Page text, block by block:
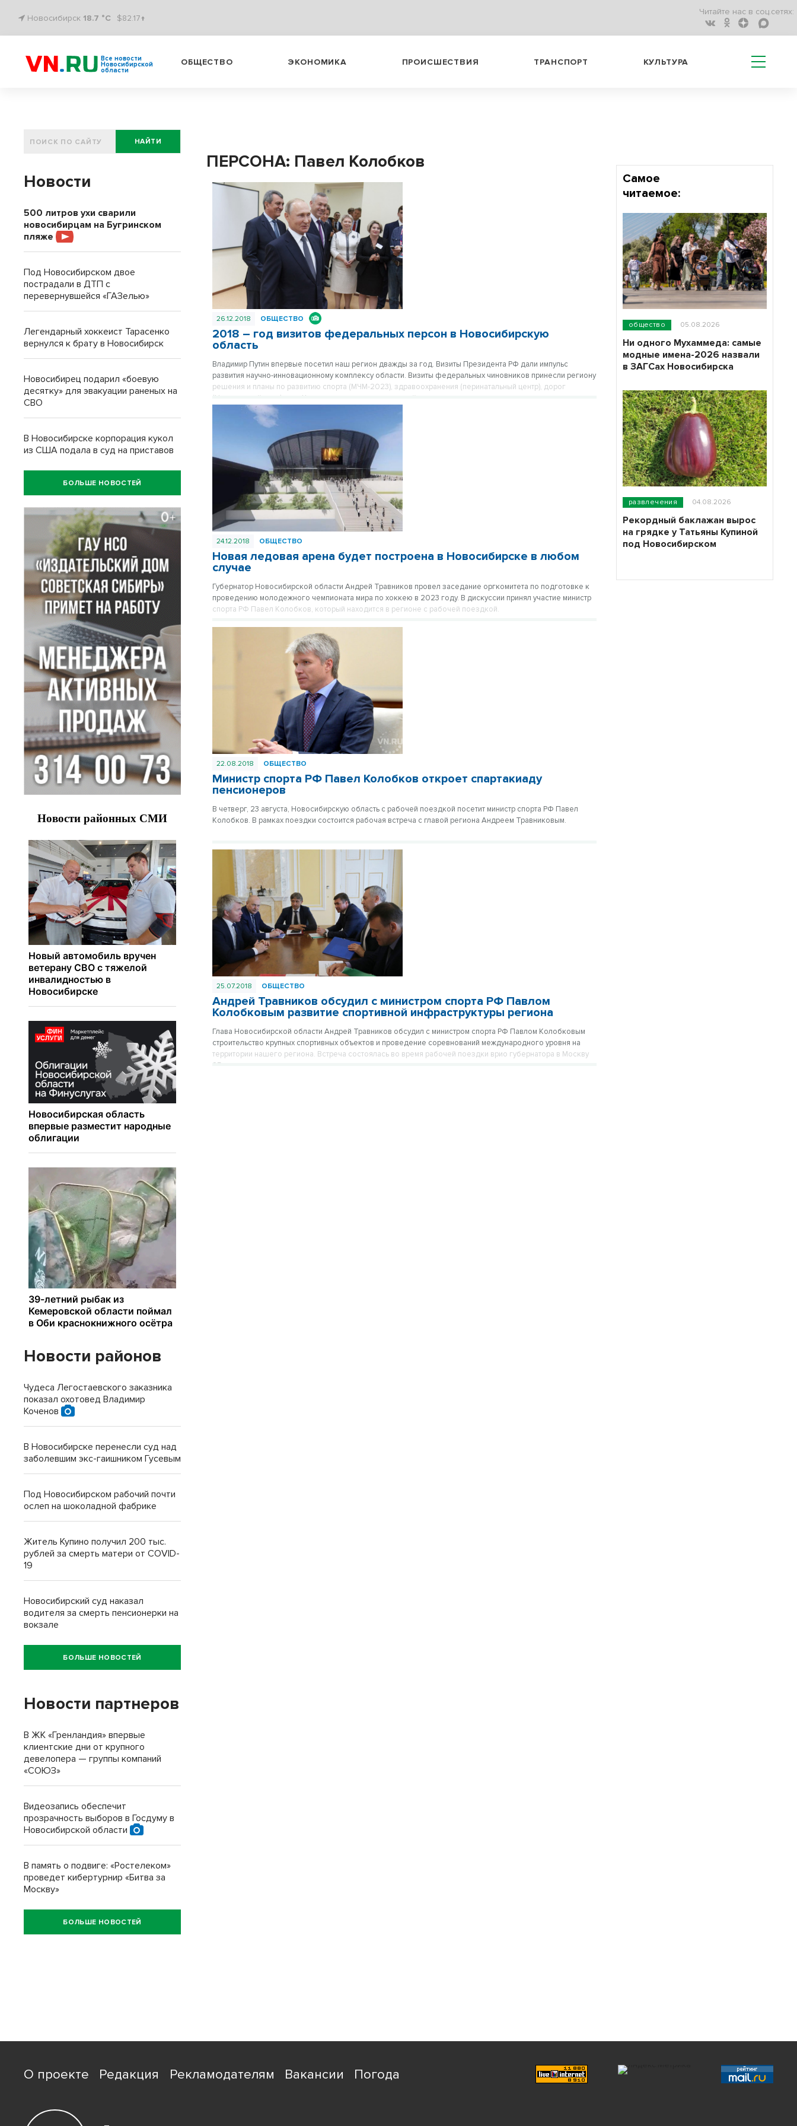
Новосибирск 18.7 °C $82.17↑
Читайте нас в соц.сетях:
Все новости
Новосибирской
области
ОБЩЕСТВО ЭКОНОМИКА ПРОИСШЕСТВИЯ ТРАНСПОРТ КУЛЬТУРА
ПЕРСОНА: Павел Колобков
26.12.2018 ОБЩЕСТВО
2018 – год визитов федеральных персон в Новосибирскую
область
Владимир Путин впервые посетил наш регион дважды за год. Визиты Президента РФ дали импульс
развития научно-инновационному комплексу области. Визиты федеральных чиновников принесли региону
решения и планы по развитию спорта (МЧМ-2023), здравоохранения (перинатальный центр), дорог
(Центральный мост) и др. Череда визитов руководителей высокого уровня – индикатор возросшего
внимания федерального центра к амбициям и потенциалу сибирского региона, возглавляемого
губернатором Андреем Травниковым.
24.12.2018 ОБЩЕСТВО
Новая ледовая арена будет построена в Новосибирске в любом
случае
Губернатор Новосибирской области Андрей Травников провел заседание оргкомитета по подготовке к
проведению молодежного чемпионата мира по хоккею в 2023 году. В дискуссии принял участие министр
спорта РФ Павел Колобков, который находится в регионе с рабочей поездкой.
22.08.2018 ОБЩЕСТВО
Министр спорта РФ Павел Колобков откроет спартакиаду
пенсионеров
В четверг, 23 августа, Новосибирскую область с рабочей поездкой посетит министр спорта РФ Павел
Колобков. В рамках поездки состоится рабочая встреча с главой региона Андреем Травниковым.
25.07.2018 ОБЩЕСТВО
Андрей Травников обсудил с министром спорта РФ Павлом
Колобковым развитие спортивной инфраструктуры региона
Глава Новосибирской области Андрей Травников обсудил с министром спорта РФ Павлом Колобковым
строительство крупных спортивных объектов и проведение соревнований международного уровня на
территории нашего региона. Встреча состоялась во время рабочей поездки врио губернатора в Москву
25 июля.
НАЙТИ
Новости
500 литров ухи сварили
новосибирцам на Бугринском
пляже
Под Новосибирском двое
пострадали в ДТП с
перевернувшейся «ГАЗелью»
Легендарный хоккеист Тарасенко
вернулся к брату в Новосибирск
Новосибирец подарил «боевую
десятку» для эвакуации раненых на
СВО
В Новосибирске корпорация кукол
из США подала в суд на приставов
БОЛЬШЕ НОВОСТЕЙ
Новости районов
Чудеса Легостаевского заказника
показал охотовед Владимир
Коченов
В Новосибирске перенесли суд над
заболевшим экс-гаишником Гусевым
Под Новосибирском рабочий почти
ослеп на шоколадной фабрике
Житель Купино получил 200 тыс.
рублей за смерть матери от COVID-
19
Новосибирский суд наказал
водителя за смерть пенсионерки на
вокзале
БОЛЬШЕ НОВОСТЕЙ
Новости партнеров
В ЖК «Гренландия» впервые
клиентские дни от крупного
девелопера — группы компаний
«СОЮЗ»
Видеозапись обеспечит
прозрачность выборов в Госдуму в
Новосибирской области
В память о подвиге: «Ростелеком»
проведет кибертурнир «Битва за
Москву»
БОЛЬШЕ НОВОСТЕЙ
Самое
читаемое:
общество 05.08.2026
Ни одного Мухаммеда: самые
модные имена-2026 назвали
в ЗАГСах Новосибирска
развлечения 04.08.2026
Рекордный баклажан вырос
на грядке у Татьяны Купиной
под Новосибирском
О проекте Редакция Рекламодателям Вакансии Погода